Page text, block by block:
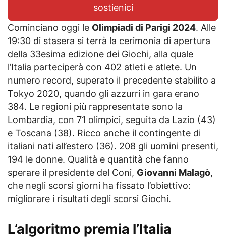
sostienici
Cominciano oggi le Olimpiadi di Parigi 2024. Alle
19:30 di stasera si terrà la cerimonia di apertura
della 33esima edizione dei Giochi, alla quale
l’Italia parteciperà con 402 atleti e atlete. Un
numero record, superato il precedente stabilito a
Tokyo 2020, quando gli azzurri in gara erano
384. Le regioni più rappresentate sono la
Lombardia, con 71 olimpici, seguita da Lazio (43)
e Toscana (38). Ricco anche il contingente di
italiani nati all’estero (36). 208 gli uomini presenti,
194 le donne. Qualità e quantità che fanno
sperare il presidente del Coni, Giovanni Malagò,
che negli scorsi giorni ha fissato l’obiettivo:
migliorare i risultati degli scorsi Giochi.
L’algoritmo premia l’Italia